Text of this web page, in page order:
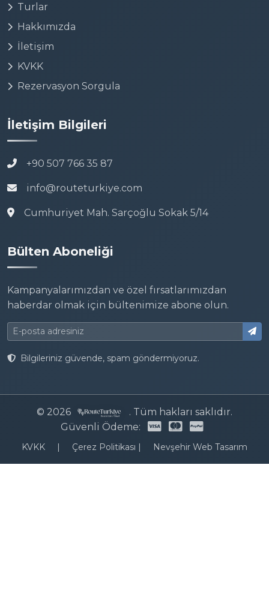
Turlar
Hakkımızda
İletişim
KVKK
Rezervasyon Sorgula
İletişim Bilgileri
+90 507 766 35 87
info@routeturkiye.com
Cumhuriyet Mah. Sarçoğlu Sokak 5/14
Bülten Aboneliği
Kampanyalarımızdan ve özel fırsatlarımızdan
haberdar olmak için bültenimize abone olun.
Bilgileriniz güvende, spam göndermiyoruz.
© 2026
. Tüm hakları saklıdır.
Güvenli Ödeme:
KVKK | Çerez Politikası | Nevşehir Web Tasarım